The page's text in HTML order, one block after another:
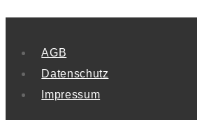
AGB
Datenschutz
Impressum